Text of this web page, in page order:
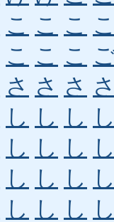
こ こ こ
こ こ こ
さ さ さ
し し し
し し し
し し し
し し し